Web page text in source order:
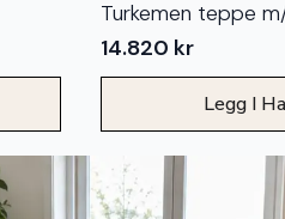
Turkemen teppe
14.820 kr
Legg I